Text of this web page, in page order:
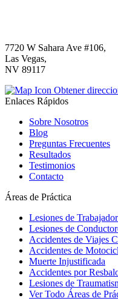
7720 W Sahara Ave #106,
Las Vegas,
NV 89117
Obtener
Enlaces Rápidos
Sobre Nosotros
Blog
Preguntas Frecuentes
Resultados
Testimonios
Contacto
Áreas de Práctica
Lesiones de
Lesiones de
Accidentes de Viajes
Accidentes de
Muerte Injustificada
Accidentes por
Lesiones de
Ver Todo Áreas de